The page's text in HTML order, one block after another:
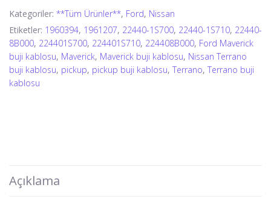
Kategoriler: **Tüm Ürünler**, Ford, Nissan
Etiketler: 1960394, 1961207, 22440-1S700, 22440-1S710, 22440-
8B000, 224401S700, 224401S710, 224408B000, Ford Maverick
buji kablosu, Maverick, Maverick buji kablosu, Nissan Terrano
buji kablosu, pickup, pickup buji kablosu, Terrano, Terrano buji
kablosu
Açıklama